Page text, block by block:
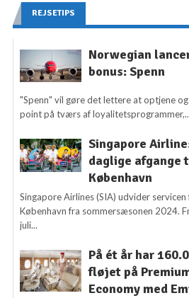
REJSETIPS
Norwegian
bonus: Spenn
"Spenn" vil gøre det lettere at optjene
point på tværs af
Singapore
daglige afgange
København
Singapore Airlines (SIA) udvider servicen
København fra sommersæsonen 2024.
juli...
På ét år har
fløjet på
Economy med